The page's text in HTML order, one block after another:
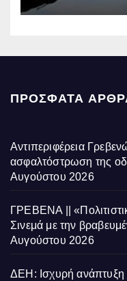
ΠΡΌΣΦΑΤΑ
Αντιπεριφέρεια
ασφαλτόστρωση της
Αυγούστου 2026
ΓΡΕΒΕΝΑ ||
Σινεμά με την
Αυγούστου 2026
ΔΕΗ: Ισχυρή ανάπτυξη